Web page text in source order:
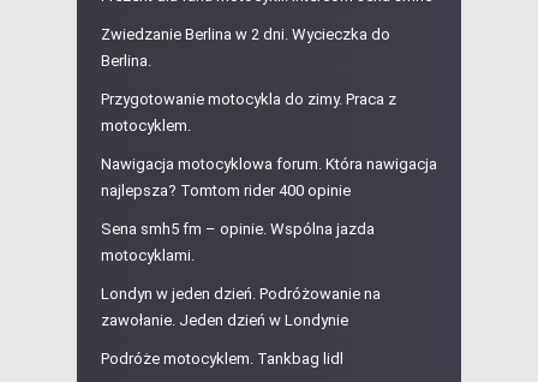
Zwiedzanie Berlina w 2 dni. Wycieczka do
Berlina.
Przygotowanie motocykla do zimy. Praca z
motocyklem.
Nawigacja motocyklowa forum. Która nawigacja
najlepsza? Tomtom rider 400 opinie
Sena smh5 fm – opinie. Wspólna jazda
motocyklami.
Londyn w jeden dzień. Podróżowanie na
zawołanie. Jeden dzień w Londynie
Podróże motocyklem. Tankbag lidl